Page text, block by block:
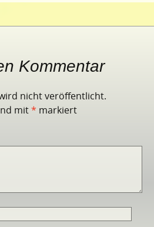
Kommentar
nicht veröffentlicht.
mit* markiert